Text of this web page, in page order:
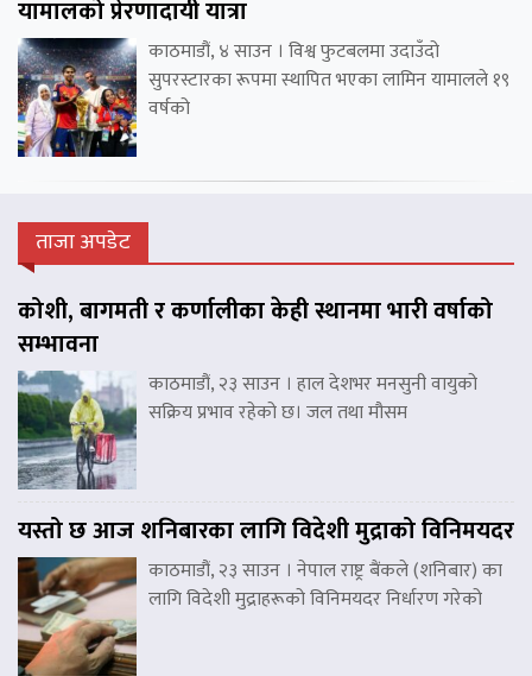
यामालको प्रेरणादायी यात्रा
काठमाडौं, ४ साउन । विश्व फुटबलमा उदाउँदो
सुपरस्टारका रूपमा स्थापित भएका लामिन यामालले १९
वर्षको
ताजा अपडेट
कोशी, बागमती र कर्णालीका केही स्थानमा भारी वर्षाको
सम्भावना
काठमाडौं, २३ साउन । हाल देशभर मनसुनी वायुको
सक्रिय प्रभाव रहेको छ। जल तथा मौसम
यस्तो छ आज शनिबारका लागि विदेशी मुद्राको विनिमयदर
काठमाडौं, २३ साउन । नेपाल राष्ट्र बैंकले (शनिबार) का
लागि विदेशी मुद्राहरूको विनिमयदर निर्धारण गरेको